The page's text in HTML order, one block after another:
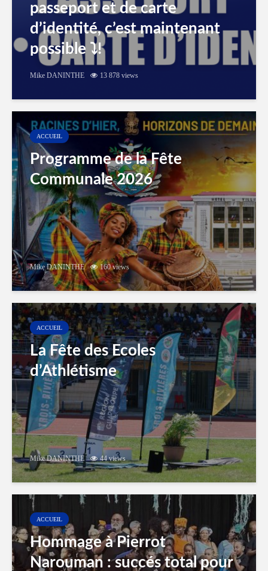
passeport et de carte
d’identité, c’est maintenant
possible ⤵️!
Mike DANINTHE 13 878 views
ACCUEIL
Programme de la Fête
Communale 2026
Mike DANINTHE 160 views
ACCUEIL
La Fête des Ecoles
d’Athlétisme
Mike DANINTHE 44 views
ACCUEIL
Hommage à Pierrot
Narouman : succés total pour